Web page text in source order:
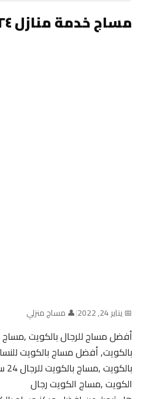
مساج خدمة منازل ٢٤ ساعة الكويت
📅 يناير 24, 2022 |👤 مساج منزلي
أفضل مساج للرجال بالكويت ,مساج
بالكويت, أفضل مساج بالكويت
بالكويت
الكويت ,مساج الكويت رجال